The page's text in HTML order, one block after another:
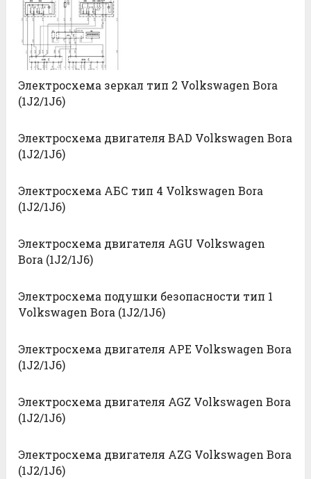
Электросхема зеркал тип 2 Volkswagen Bora
(1J2/1J6)
Электросхема двигателя BAD Volkswagen Bora
(1J2/1J6)
Электросхема АБС тип 4 Volkswagen Bora
(1J2/1J6)
Электросхема двигателя AGU Volkswagen
Bora (1J2/1J6)
Электросхема подушки безопасности тип 1
Volkswagen Bora (1J2/1J6)
Электросхема двигателя APE Volkswagen Bora
(1J2/1J6)
Электросхема двигателя AGZ Volkswagen Bora
(1J2/1J6)
Электросхема двигателя AZG Volkswagen Bora
(1J2/1J6)